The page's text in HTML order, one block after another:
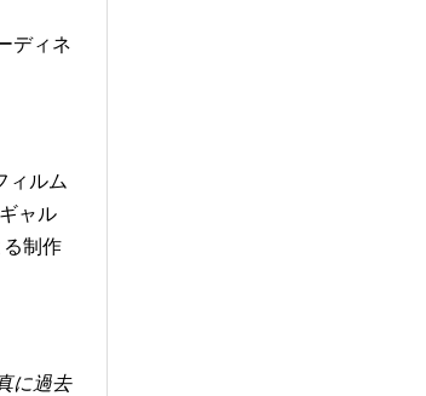
ディネ
ィルム
ャル
制作
に過去